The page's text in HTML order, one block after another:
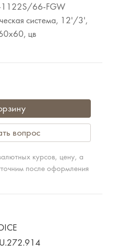
1122S/66-FGW
система, 12'/3',
цв
вопрос
курсов, цену, а
после оформления